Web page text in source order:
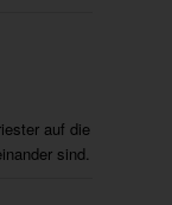
auf die
sind.